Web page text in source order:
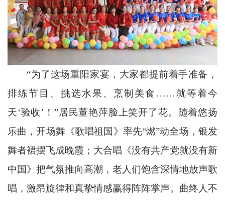
“为了这场重阳家宴，大家都提前着手准备，
排练节目、挑选水果、烹制美食……就等着今
天‘验收’！”居民董艳萍脸上笑开了花。随着悠扬
乐曲，开场舞《歌唱祖国》率先“燃”动全场，银发
舞者裙摆飞成晚霞；大合唱《没有共产党就没有新
中国》把气氛推向高潮，老人们饱含深情地放声歌
唱，激昂旋律和真挚情感赢得阵阵掌声。曲终人不